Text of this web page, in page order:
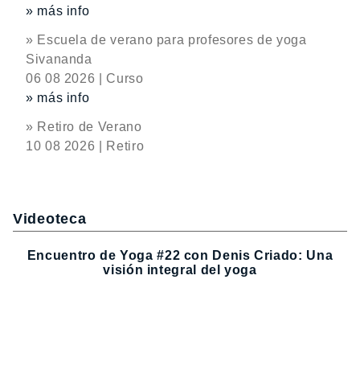
» más info
» Escuela de verano para profesores de yoga
Sivananda
06 08 2026 | Curso
» más info
» Retiro de Verano
10 08 2026 | Retiro
Videoteca
Encuentro de Yoga #22 con Denis Criado: Una
visión integral del yoga